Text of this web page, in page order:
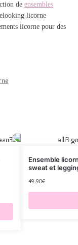
de ensembles
licorne
licorne pour des
Ensemble
sweat et
49.90€